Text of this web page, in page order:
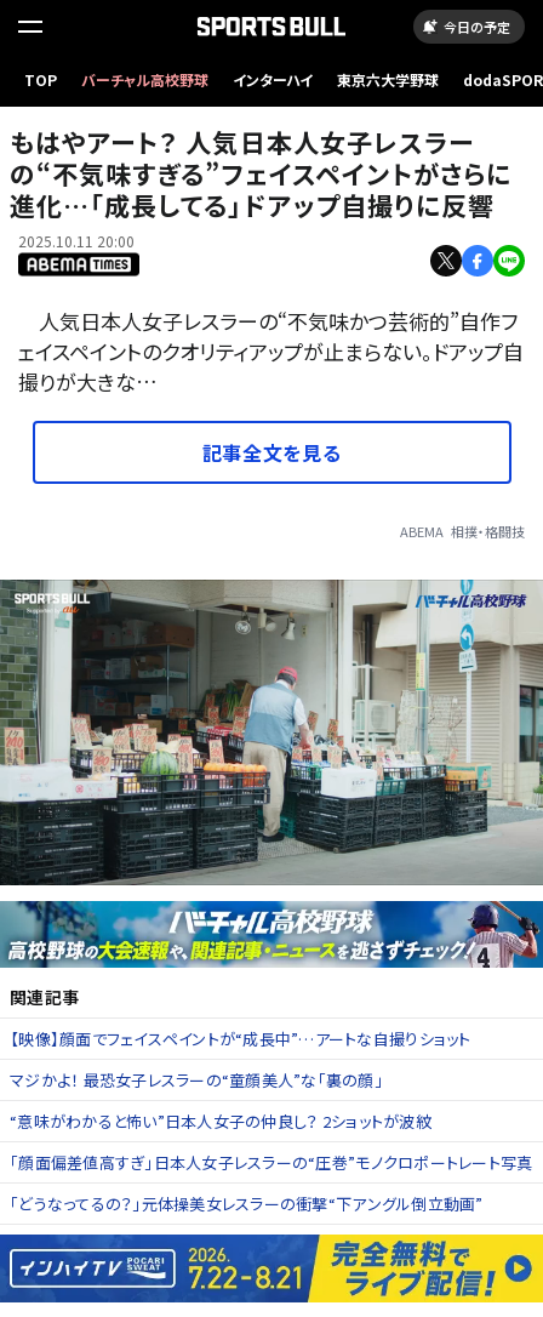
今日の予定
TOP バーチャル高校野球 インターハイ 東京六大学野球
「成長してる」ドアップ自撮りに反響
もはやアート？ 人気日本人女子レスラー
の“不気味すぎる”フェイスペイントがさらに
進化…「成長してる」ドアップ自撮りに反響
2025.10.11 20:00
人気日本人女子レスラーの“不気味かつ芸術的”自作フ
ェイスペイントのクオリティアップが止まらない。ドアップ自
撮りが大きな…
記事全文を見る
ABEMA 相撲・格闘技
関連記事
【映像】顔面でフェイスペイントが“成長中”…アートな自撮りショット
マジかよ！ 最恐女子レスラーの“童顔美人”な「裏の顔」
“意味がわかると怖い”日本人女子の仲良し？ 2ショットが波紋
「顔面偏差値高すぎ」日本人女子レスラーの“圧巻”モノクロポートレート写真
「どうなってるの？」元体操美女レスラーの衝撃“下アングル倒立動画”